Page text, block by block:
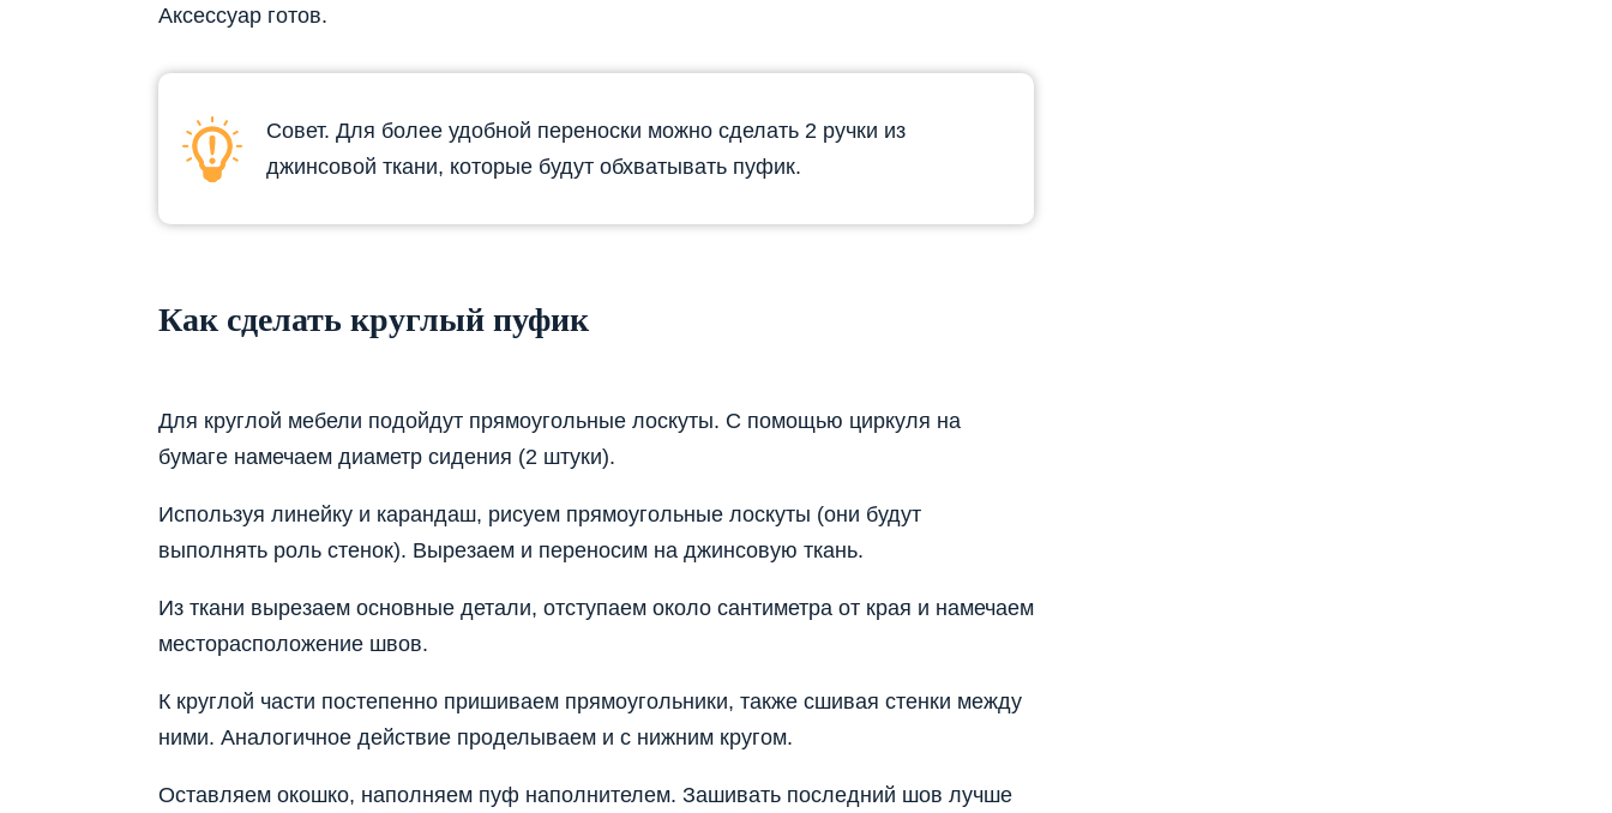
Аксессуар готов.
Совет. Для более удобной переноски можно сделать 2 ручки из
джинсовой ткани, которые будут обхватывать пуфик.
Как сделать круглый пуфик
Для круглой мебели подойдут прямоугольные лоскуты. С помощью циркуля на
бумаге намечаем диаметр сидения (2 штуки).
Используя линейку и карандаш, рисуем прямоугольные лоскуты (они будут
выполнять роль стенок). Вырезаем и переносим на джинсовую ткань.
Из ткани вырезаем основные детали, отступаем около сантиметра от края и намечаем
месторасположение швов.
К круглой части постепенно пришиваем прямоугольники, также сшивая стенки между
ними. Аналогичное действие проделываем и с нижним кругом.
Оставляем окошко, наполняем пуф наполнителем. Зашивать последний шов лучше